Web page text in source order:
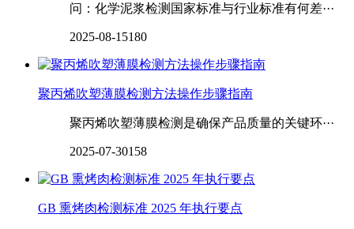
问：化学泥浆检测国家标准与行业标准有何差···
2025-08-15180
聚丙烯吹塑薄膜检测方法操作步骤指南
聚丙烯吹塑薄膜检测是确保产品质量的关键环···
2025-07-30158
GB 熏烤肉检测标准 2025 年执行要点